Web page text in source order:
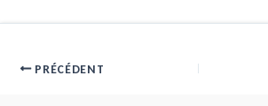
PRÉCÉDENT